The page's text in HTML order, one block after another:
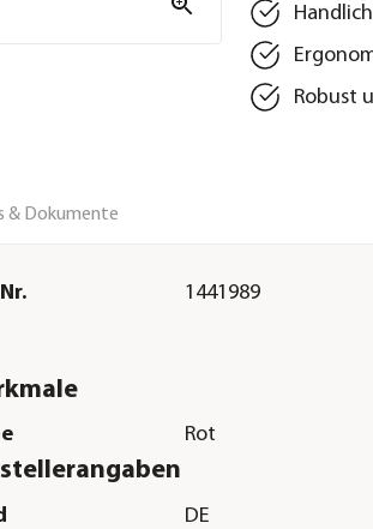
Robust
& Dokumente
1441989
Rot
DE